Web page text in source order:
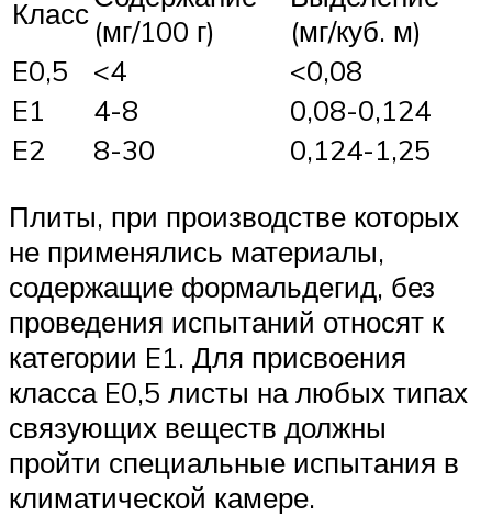
Класс (мг/100 г)
(мг/куб. м)
E0,5
<4
<0,08
E1
4-8
0,08-0,124
E2
8-30
0,124-1,25
Плиты, при производстве которых
не применялись материалы,
содержащие формальдегид, без
проведения испытаний относят к
категории E1. Для присвоения
класса E0,5 листы на любых типах
связующих веществ должны
пройти специальные испытания в
климатической камере.